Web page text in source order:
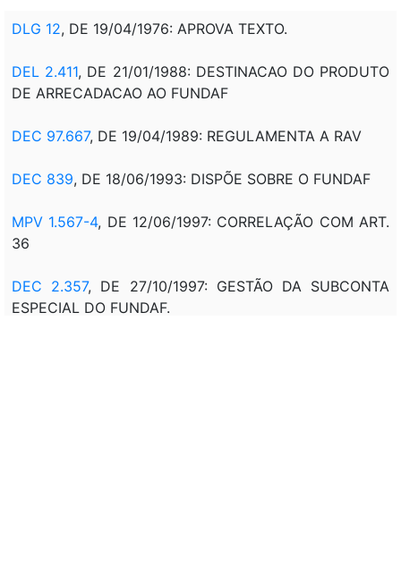
DLG 12, DE 19/04/1976: APROVA TEXTO.
DEL 2.411, DE 21/01/1988: DESTINACAO DO PRODUTO
DE ARRECADACAO AO FUNDAF
DEC 97.667, DE 19/04/1989: REGULAMENTA A RAV
DEC 839, DE 18/06/1993: DISPÕE SOBRE O FUNDAF
MPV 1.567-4, DE 12/06/1997: CORRELAÇÃO COM ART.
36
DEC 2.357, DE 27/10/1997: GESTÃO DA SUBCONTA
ESPECIAL DO FUNDAF.